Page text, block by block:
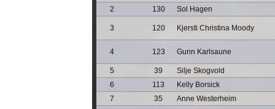
2
130 Sol Hagen
3 120 Kjersti Christina Moody
4 123 Gunn Karlsaune
5 39
Silje Skogvold
6
113
Kelly Borsick
7
35
Anne Westerheim